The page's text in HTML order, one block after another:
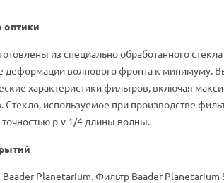
оптики
из специально обработанного
волнового фронта к минимуму.
характеристики фильтров, включая
Стекло, используемое при производстве
p-v 1/4 длины волны.
Planetarium. Фильтр Baader